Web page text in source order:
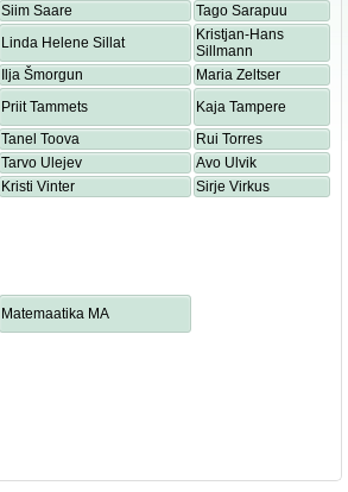
Siim Saare
Tago Sarapuu
Linda Helene Sillat
Kristjan-Hans
Sillmann
Ilja Šmorgun
Maria Zeltser
Priit Tammets
Kaja Tampere
Tanel Toova
Rui Torres
Tarvo Ulejev
Avo Ulvik
Kristi Vinter
Sirje Virkus
Matemaatika MA